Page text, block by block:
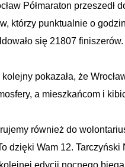
Półmaraton
którzy punktualnie o
się 21807 finiszerów.
pokazała, że
a mieszkańcom i
również do
dzięki Wam 12. Tarczyński